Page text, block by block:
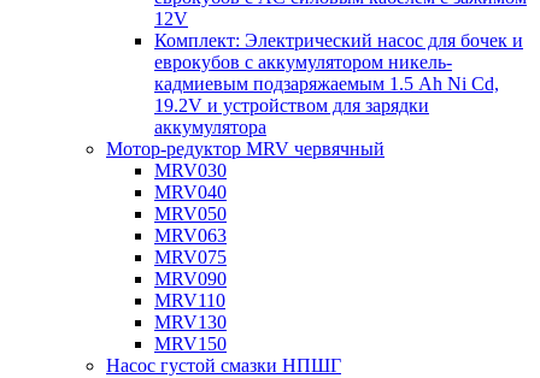
12V
Комплект: Электрический насос для бочек и
еврокубов с аккумулятором никель-
кадмиевым подзаряжаемым 1.5 Ah Ni Cd,
19.2V и устройством для зарядки
аккумулятора
Мотор-редуктор MRV червячный
MRV030
MRV040
MRV050
MRV063
MRV075
MRV090
MRV110
MRV130
MRV150
Насос густой смазки НПШГ